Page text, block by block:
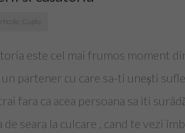
, Cuplu
este cel mai frumos moment
partener cu care sa-ti unești
fara ca acea persoana sa iti
de seara la culcare , cand te vezi